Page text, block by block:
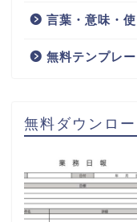
言葉・意味・
無料テンプレー
無料ダウンロー